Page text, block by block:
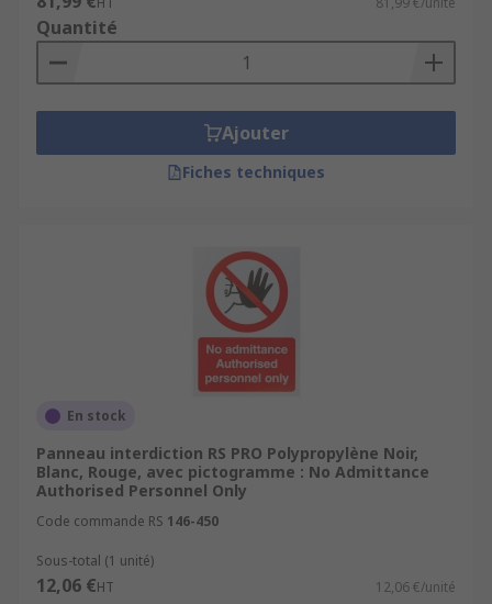
Quantité
Ajouter
Fiches techniques
En stock
Panneau interdiction RS PRO Polypropylène Noir,
Blanc, Rouge, avec pictogramme : No Admittance
Authorised Personnel Only
Code commande RS 146-450
Sous-total (1 unité)
12,06 €HT 12,06 €/unité